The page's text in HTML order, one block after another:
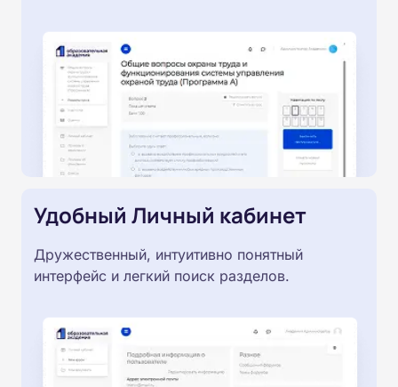
Удобный Личный кабинет
Дружественный, интуитивно понятный
интерфейс и легкий поиск разделов.